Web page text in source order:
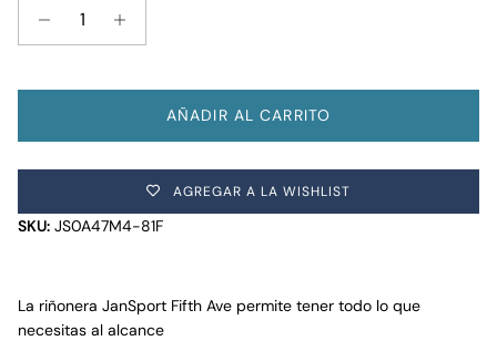
AÑADIR AL CARRITO
AGREGAR A LA WISHLIST
SKU: JS0A47M4-81F
La riñonera JanSport Fifth Ave permite tener todo lo que
necesitas al alcance